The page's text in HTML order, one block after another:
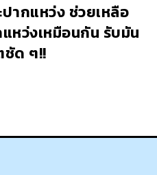
ากแหว่ง ช่วยเหลือ
หว่งเหมือนกัน รับมัน
ชัด ๆ!!